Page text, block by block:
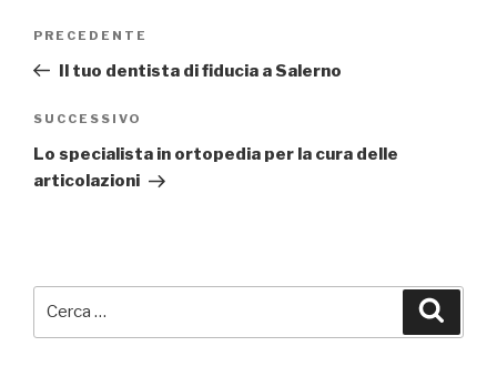
Articolo
precedente:
PRECEDENTE
Il tuo dentista di fiducia a Salerno
Articolo
successivo
SUCCESSIVO
Lo specialista in ortopedia per la cura delle
articolazioni